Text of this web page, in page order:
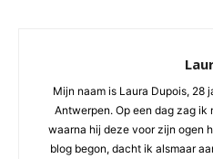
Mijn naam is Laura Dupois, 28
Antwerpen. Op een dag zag ik
waarna hij deze voor zijn ogen
blog begon, dacht ik alsmaar